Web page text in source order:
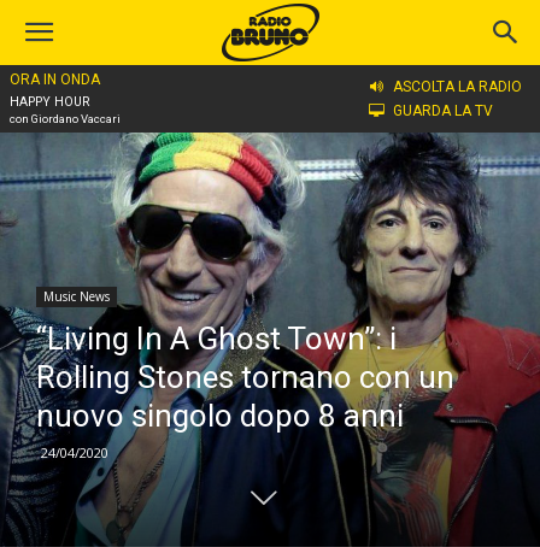
ORA IN ONDA
HAPPY HOUR
con Giordano Vaccari
ASCOLTA LA RADIO
GUARDA LA TV
Home
Music News
“Living In A Ghost Town”: i
Rolling Stones tornano con un
nuovo singolo dopo 8 anni
24/04/2020